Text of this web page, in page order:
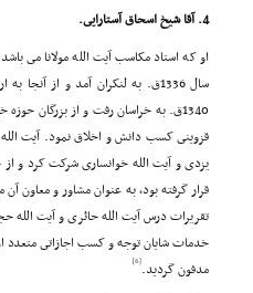
4. آقا شیخ اسحاق آستارایى.
او که استاد مکاسب آیت الله مولانا مى
سال 1336ق. به لنکران آمد و از
1340ق. به خراسان رفت و از بزرگان
یزدى و آیت الله خوانسارى شرکت کرد و
قرار گرفته بود، به عنوان مشاور و
تقریرات درس آیت الله حائرى و آیت الله
مدفون گردید.[6]